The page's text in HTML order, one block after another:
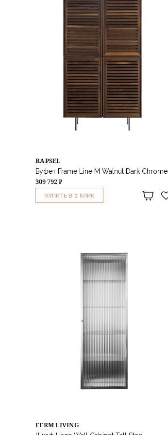
RAPSEL
Буфет Frame Line M Walnut Dark Chrome
309 792 ₽
КУПИТЬ В 1 КЛИК
FERM LIVING